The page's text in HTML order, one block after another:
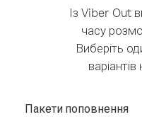
Із Viber Out
часу
Виберіть
Пакети поповнення